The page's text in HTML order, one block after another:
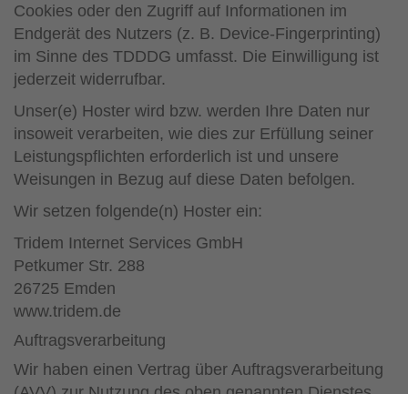
Cookies oder den Zugriff auf Informationen im
Endgerät des Nutzers (z. B. Device-Fingerprinting)
im Sinne des TDDDG umfasst. Die Einwilligung ist
jederzeit widerrufbar.
Unser(e) Hoster wird bzw. werden Ihre Daten nur
insoweit verarbeiten, wie dies zur Erfüllung seiner
Leistungspflichten erforderlich ist und unsere
Weisungen in Bezug auf diese Daten befolgen.
Wir setzen folgende(n) Hoster ein:
Tridem Internet Services GmbH
Petkumer Str. 288
26725 Emden
www.tridem.de
Auftragsverarbeitung
Wir haben einen Vertrag über Auftragsverarbeitung